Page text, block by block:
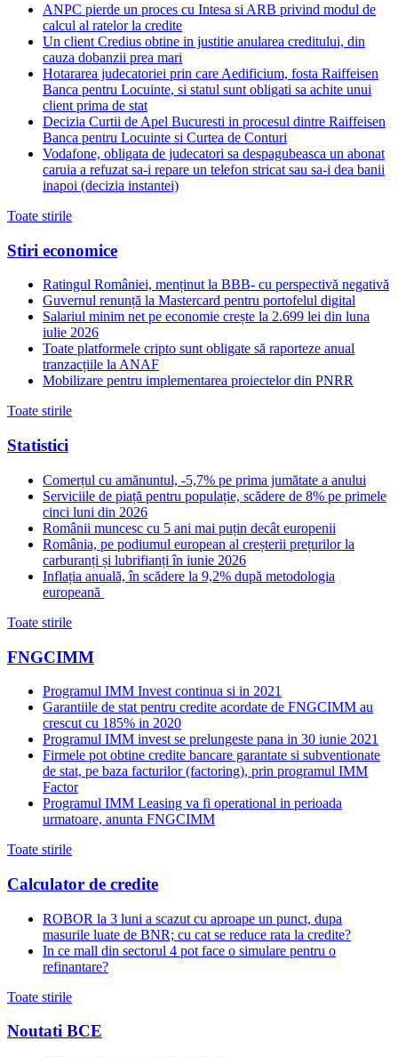
ANPC pierde un proces cu Intesa si ARB privind modul de
calcul al ratelor la credite
Un client Credius obtine in justitie anularea creditului, din
cauza dobanzii prea mari
Hotararea judecatoriei prin care Aedificium, fosta Raiffeisen
Banca pentru Locuinte, si statul sunt obligati sa achite unui
client prima de stat
Decizia Curtii de Apel Bucuresti in procesul dintre Raiffeisen
Banca pentru Locuinte si Curtea de Conturi
Vodafone, obligata de judecatori sa despagubeasca un abonat
caruia a refuzat sa-i repare un telefon stricat sau sa-i dea banii
inapoi (decizia instantei)
Toate stirile
Stiri economice
Ratingul României, menținut la BBB- cu perspectivă negativă
Guvernul renunță la Mastercard pentru portofelul digital
Salariul minim net pe economie crește la 2.699 lei din luna
iulie 2026
Toate platformele cripto sunt obligate să raporteze anual
tranzacțiile la ANAF
Mobilizare pentru implementarea proiectelor din PNRR
Toate stirile
Statistici
Comerțul cu amănuntul, -5,7% pe prima jumătate a anului
Serviciile de piață pentru populație, scădere de 8% pe primele
cinci luni din 2026
Românii muncesc cu 5 ani mai puțin decât europenii
România, pe podiumul european al creșterii prețurilor la
carburanți și lubrifianți în iunie 2026
Inflația anuală, în scădere la 9,2% după metodologia
europeană
Toate stirile
FNGCIMM
Programul IMM Invest continua si in 2021
Garantiile de stat pentru credite acordate de FNGCIMM au
crescut cu 185% in 2020
Programul IMM invest se prelungeste pana in 30 iunie 2021
Firmele pot obtine credite bancare garantate si subventionate
de stat, pe baza facturilor (factoring), prin programul IMM
Factor
Programul IMM Leasing va fi operational in perioada
urmatoare, anunta FNGCIMM
Toate stirile
Calculator de credite
ROBOR la 3 luni a scazut cu aproape un punct, dupa
masurile luate de BNR; cu cat se reduce rata la credite?
In ce mall din sectorul 4 pot face o simulare pentru o
refinantare?
Toate stirile
Noutati BCE